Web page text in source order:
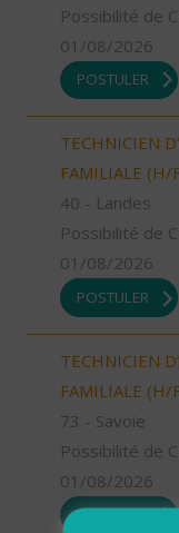
Possibilité de
01/08/2026
POSTULER
TECHNICIEN
FAMILIALE (H/
40 - Landes
Possibilité de
01/08/2026
POSTULER
TECHNICIEN
FAMILIALE (H/
73 - Savoie
Possibilité de
01/08/2026
POSTULER